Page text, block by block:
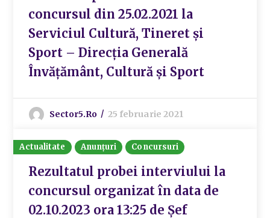
concursul din 25.02.2021 la
Serviciul Cultură, Tineret și
Sport – Direcția Generală
Învățământ, Cultură și Sport
Sector5.ro 25 februarie 2021
Actualitate Anunțuri Concursuri
Rezultatul probei interviului la
concursul organizat în data de
02.10.2023 ora 13:25 de Șef